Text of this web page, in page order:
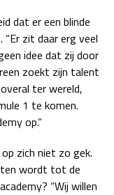
dat er een blinde
zit daar erg veel
idee dat zij door
zoekt zijn talent
ter wereld,
1 te komen.
op.”
zich niet zo gek.
wordt tot de
“Wij willen